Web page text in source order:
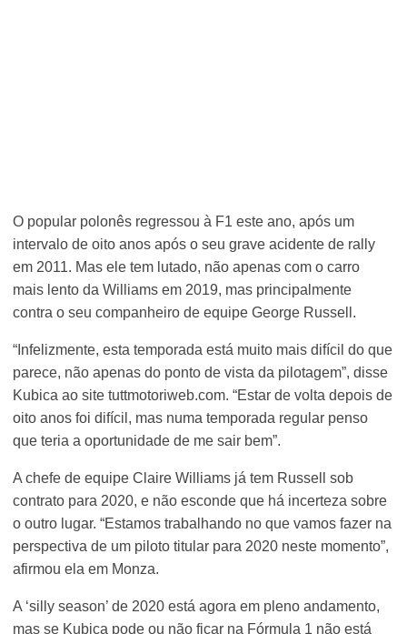
O popular polonês regressou à F1 este ano, após um
intervalo de oito anos após o seu grave acidente de rally
em 2011. Mas ele tem lutado, não apenas com o carro
mais lento da Williams em 2019, mas principalmente
contra o seu companheiro de equipe George Russell.
“Infelizmente, esta temporada está muito mais difícil do que
parece, não apenas do ponto de vista da pilotagem”, disse
Kubica ao site tuttmotoriweb.com. “Estar de volta depois de
oito anos foi difícil, mas numa temporada regular penso
que teria a oportunidade de me sair bem”.
A chefe de equipe Claire Williams já tem Russell sob
contrato para 2020, e não esconde que há incerteza sobre
o outro lugar. “Estamos trabalhando no que vamos fazer na
perspectiva de um piloto titular para 2020 neste momento”,
afirmou ela em Monza.
A ‘silly season’ de 2020 está agora em pleno andamento,
mas se Kubica pode ou não ficar na Fórmula 1 não está